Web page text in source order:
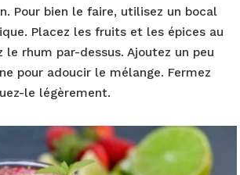
Pour bien le faire, utilisez un bocal
Placez les fruits et les épices au
le rhum par-dessus. Ajoutez un peu
pour adoucir le mélange. Fermez
le légèrement.